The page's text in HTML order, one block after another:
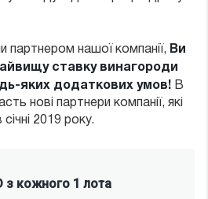
партнером нашої компанії, Ви
ставку винагороди
яких додаткових умов! В
нові партнери компанії, які
2019 року.
з кожного 1 лота